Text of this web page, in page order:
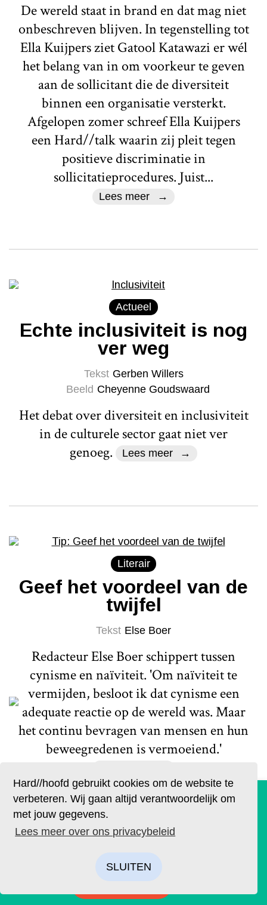
Hard//hoofd gebruikt cookies om de website te
verbeteren. Wij gaan altijd verantwoordelijk om
met jouw gegevens.
Lees meer over ons privacybeleid
SLUITEN
De wereld staat in brand en dat mag niet
onbeschreven blijven. In tegenstelling tot
Ella Kuijpers ziet Gatool Katawazi er wél
het belang van in om voorkeur te geven
aan de sollicitant die de diversiteit
binnen een organisatie versterkt.
Afgelopen zomer schreef Ella Kuijpers
een Hard//talk waarin zij pleit tegen
positieve discriminatie in
sollicitatieprocedures. Juist...
Lees meer
Actueel
Echte inclusiviteit is nog
ver weg
Tekst Gerben Willers
Beeld Cheyenne Goudswaard
Het debat over diversiteit en inclusiviteit
in de culturele sector gaat niet ver
genoeg.
Lees meer
Literair
Geef het voordeel van de
twijfel
Tekst Else Boer
Redacteur Else Boer schippert tussen
cynisme en naïviteit. 'Om naïviteit te
vermijden, besloot ik dat cynisme een
adequate reactie op de wereld was. Maar
het continu bevragen van mensen en hun
beweegredenen is vermoeiend.'
De geruchten zijn waar. Lees Hard//hoofd nu ook op
papier!
Bestel op tijd je eigen exemplaar van de eerste editie, met
als thema: ‘Ik’. We hebben drie covers ontworpen. Kies je